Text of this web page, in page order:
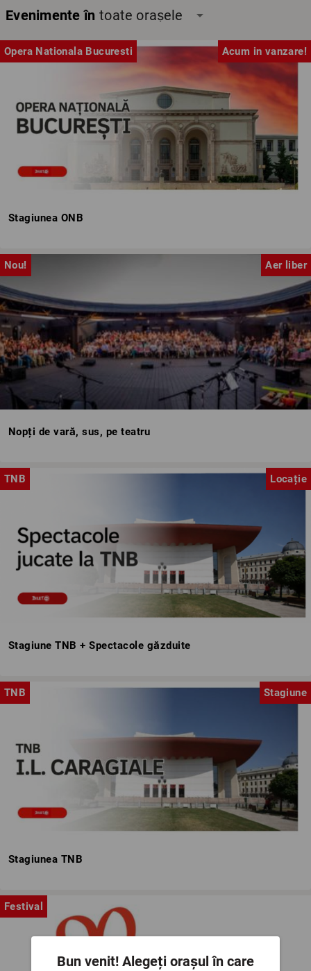
Evenimente în toate orașele arrow_drop_down
Opera Nationala Bucuresti Acum in vanzare!
Stagiunea ONB
Nou! Aer liber
Nopți de vară, sus, pe teatru
TNB Locație
Stagiune TNB + Spectacole găzduite
TNB Stagiune
Stagiunea TNB
Festival
Bun venit!Alegeți orașul în care